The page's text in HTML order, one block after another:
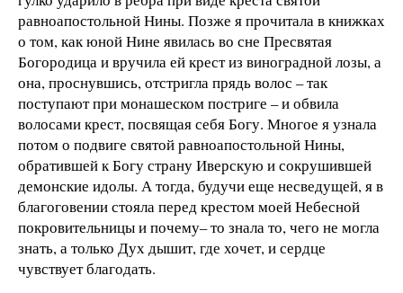
равноапостольной Нины. Позже я прочитала в книжках
о том, как юной Нине явилась во сне Пресвятая
Богородица и вручила ей крест из виноградной лозы, а
она, проснувшись, отстригла прядь волос – так
поступают при монашеском постриге – и обвила
волосами крест, посвящая себя Богу. Многое я узнала
потом о подвиге святой равноапостольной Нины,
обратившей к Богу страну Иверскую и сокрушившей
демонские идолы. А тогда, будучи еще несведущей, я в
благоговении стояла перед крестом моей Небесной
покровительницы и почему– то знала то, чего не могла
знать, а только Дух дышит, где хочет, и сердце
чувствует благодать.